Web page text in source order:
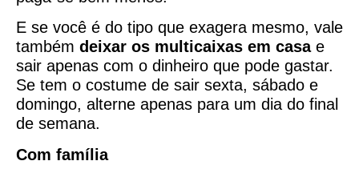
E se você é do tipo que exagera mesmo, vale
também deixar os multicaixas em casa e
sair apenas com o dinheiro que pode gastar.
Se tem o costume de sair sexta, sábado e
domingo, alterne apenas para um dia do final
de semana.
Com família